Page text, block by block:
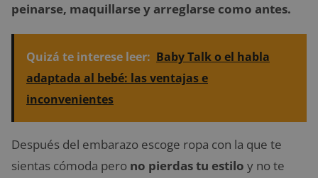
peinarse, maquillarse y arreglarse como antes.
Quizá te interese leer: Baby Talk o el habla
adaptada al bebé: las ventajas e
inconvenientes
Después del embarazo escoge ropa con la que te
sientas cómoda pero no pierdas tu estilo y no te